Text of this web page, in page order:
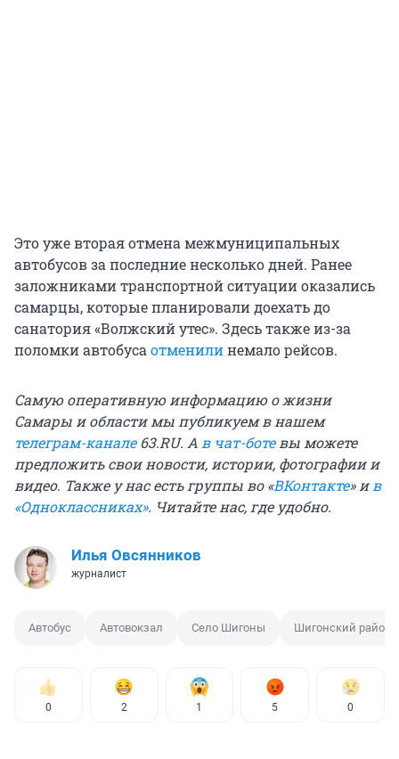
Это уже вторая отмена межмуниципальных
автобусов за последние несколько дней. Ранее
заложниками транспортной ситуации оказались
самарцы, которые планировали доехать до
санатория «Волжский утес». Здесь также из-за
поломки автобусаотменилинемало рейсов.
Самую оперативную информацию о жизни
Самары и области мы публикуем в нашем
телеграм-канале63.RU. Ав чат-ботевы можете
предложить свои новости, истории, фотографии и
видео. Также у нас есть группы во «ВКонтакте» ив
«Одноклассниках». Читайте нас, где удобно.
Илья Овсянников
журналист
Автобус Автовокзал Село Шигоны Шигонский район
0 2 1 5 0